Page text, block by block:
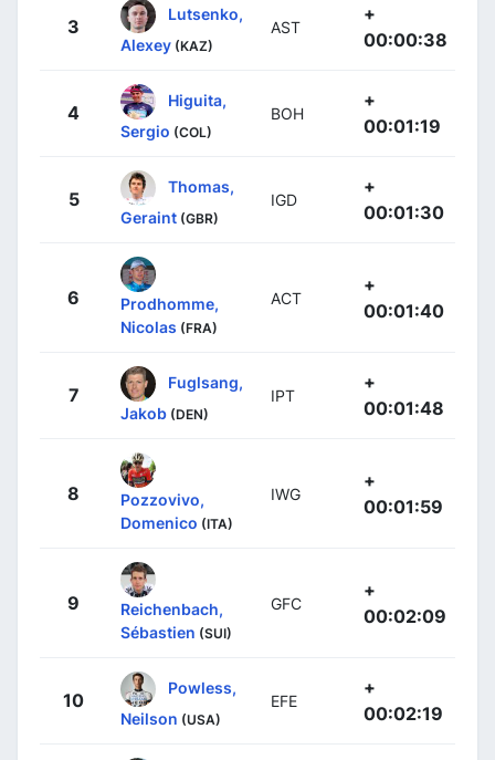
3
Lutsenko,
Alexey (KAZ)
AST
+
00:00:38
4
Higuita,
Sergio (COL)
BOH
+
00:01:19
5
Thomas,
Geraint (GBR)
IGD
+
00:01:30
6
Prodhomme,
Nicolas (FRA)
ACT
+
00:01:40
7
Fuglsang,
Jakob (DEN)
IPT
+
00:01:48
8
Pozzovivo,
Domenico (ITA)
IWG
+
00:01:59
9
Reichenbach,
Sébastien (SUI)
GFC
+
00:02:09
10
Powless,
Neilson (USA)
EFE
+
00:02:19